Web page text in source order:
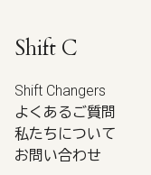
Shift C
Shift Changers
よくあるご質問
私たちについて
お問い合わせ